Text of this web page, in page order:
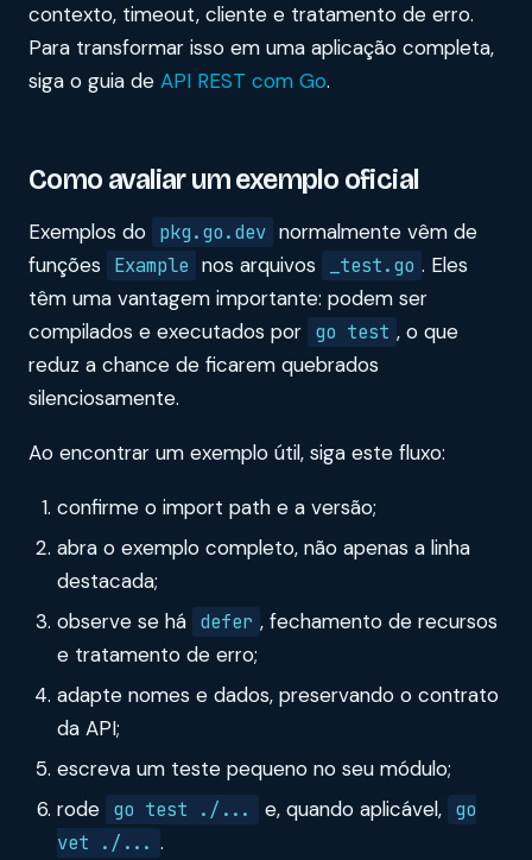
contexto, timeout, cliente e tratamento de erro.
Para transformar isso em uma aplicação completa,
siga o guia de API REST com Go.
Como avaliar um exemplo oficial
Exemplos do pkg.go.dev normalmente vêm de
funções
Example nos arquivos _test.go . Eles
têm uma vantagem importante: podem ser
compilados e executados por go test , o que
reduz a chance de ficarem quebrados
silenciosamente.
Ao encontrar um exemplo útil, siga este fluxo:
confirme o import path e a versão;
abra o exemplo completo, não apenas a linha
destacada;
observe se há defer , fechamento de recursos
e tratamento de erro;
adapte nomes e dados, preservando o contrato
da API;
escreva um teste pequeno no seu módulo;
rode go test ./... e, quando aplicável, go
vet ./... .